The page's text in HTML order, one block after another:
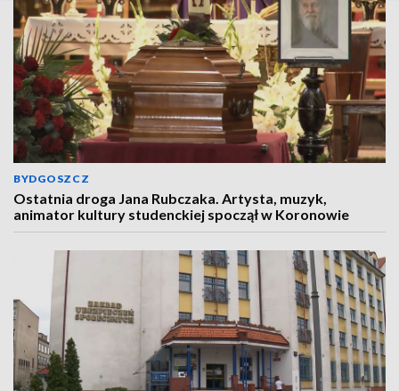
BYDGOSZCZ
Ostatnia droga Jana Rubczaka. Artysta, muzyk,
animator kultury studenckiej spoczął w Koronowie